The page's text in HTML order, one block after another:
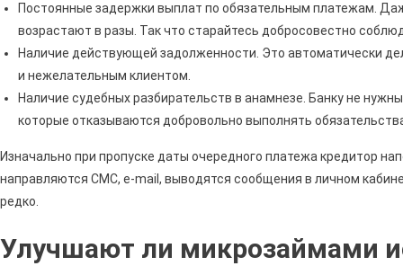
Постоянные задержки выплат по обязательным платежам.
возрастают в разы. Так что старайтесь добросовестно
Наличие действующей задолженности. Это автоматически
и нежелательным клиентом.
Наличие судебных разбирательств в анамнезе. Банку не
которые отказываются добровольно выполнять
Изначально при пропуске даты очередного платежа кредитор
направляются СМС, e-mail, выводятся сообщения в личном
редко.
Улучшают ли микрозаймами